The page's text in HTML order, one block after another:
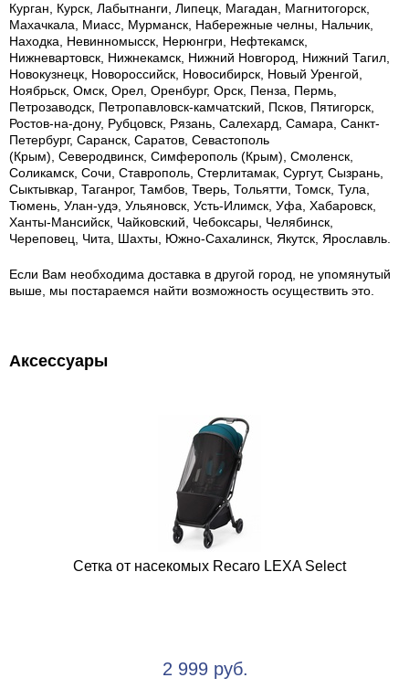
Курган, Курск, Лабытнанги, Липецк, Магадан, Магнитогорск,
Махачкала, Миасс, Мурманск, Набережные челны, Нальчик,
Находка, Невинномысск, Нерюнгри, Нефтекамск,
Нижневартовск, Нижнекамск, Нижний Новгород, Нижний Тагил,
Новокузнецк, Новороссийск, Новосибирск, Новый Уренгой,
Ноябрьск, Омск, Орел, Оренбург, Орск, Пенза, Пермь,
Петрозаводск, Петропавловск-камчатский, Псков, Пятигорск,
Ростов-на-дону, Рубцовск, Рязань, Салехард, Самара, Санкт-
Петербург, Саранск, Саратов, Севастополь
(Крым), Северодвинск, Симферополь (Крым), Смоленск,
Соликамск, Сочи, Ставрополь, Стерлитамак, Сургут, Сызрань,
Сыктывкар, Таганрог, Тамбов, Тверь, Тольятти, Томск, Тула,
Тюмень, Улан-удэ, Ульяновск, Усть-Илимск, Уфа, Хабаровск,
Ханты-Мансийск, Чайковский, Чебоксары, Челябинск,
Череповец, Чита, Шахты, Южно-Сахалинск, Якутск, Ярославль.
Если Вам необходима доставка в другой город, не упомянутый
выше, мы постараемся найти возможность осуществить это.
Аксессуары
Сетка от насекомых Recaro LEXA Select
2 999 руб.